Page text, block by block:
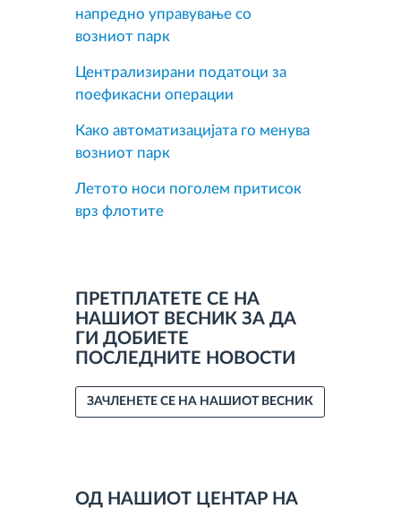
напредно управување со
возниот парк
Централизирани податоци за
поефикасни операции
Како автоматизацијата го менува
возниот парк
Летото носи поголем притисок
врз флотите
ПРЕТПЛАТЕТЕ СЕ НА
НАШИОТ ВЕСНИК ЗА ДА
ГИ ДОБИЕТЕ
ПОСЛЕДНИТЕ НОВОСТИ
ЗАЧЛЕНЕТЕ СЕ НА НАШИОТ ВЕСНИК
ОД НАШИОТ ЦЕНТАР НА